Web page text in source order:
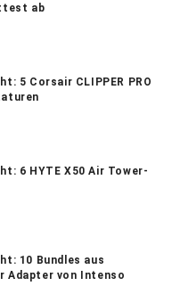
ab
5 Corsair CLIPPER PRO
6 HYTE X50 Air Tower-
10 Bundles aus
Adapter von Intenso